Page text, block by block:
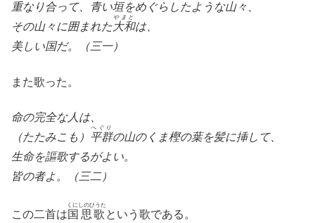
重なり合って、青い垣をめぐらしたような山々、
その山々に囲まれた大和
やまと
は、
美しい国だ。（三一）
また歌った。
命の完全な人は、
（たたみこも） 平群
へぐり
の山のくま樫の葉を髪に挿して、
生命を謳歌するがよい。
皆の者よ。（三二）
この二首は国思歌
くにしのひうた
という歌である。